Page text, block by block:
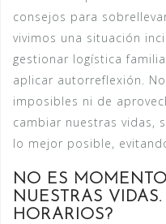
consejos para
vivimos una situación
gestionar logística
aplicar autorreflexión.
imposibles ni de
cambiar nuestras vidas,
lo mejor posible,
NO ES
NUESTRAS VIDAS.
HORARIOS?